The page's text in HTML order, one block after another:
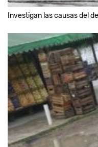
Investigan las causas del